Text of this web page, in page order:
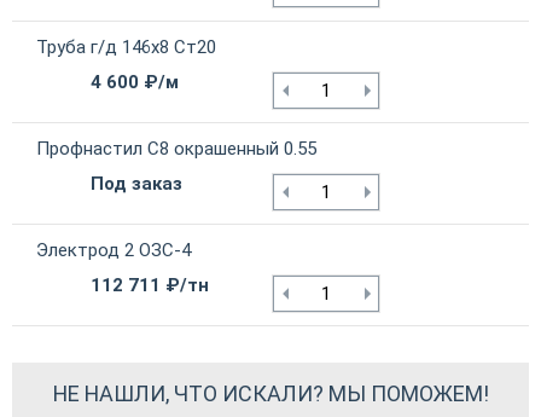
Труба г/д 146х8 Ст20
4 600 ₽/м
Профнастил С8 окрашенный 0.55
Под заказ
Электрод 2 ОЗС-4
112 711 ₽/тн
НЕ НАШЛИ, ЧТО ИСКАЛИ? МЫ ПОМОЖЕМ!